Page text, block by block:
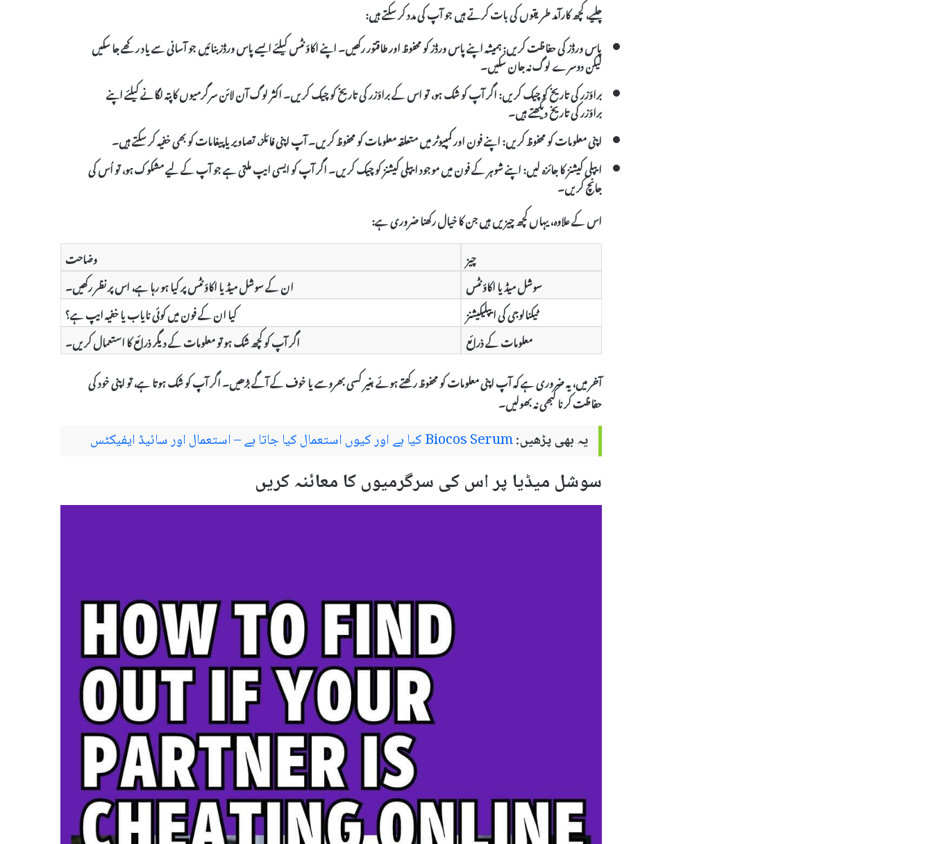
چلیے، کچھ کارآمد طریقوں کی بات کرتے ہیں جو آپ کی مدد کر سکتے ہیں:
پاس ورڈز کی حفاظت کریں:ہمیشہ اپنے پاس ورڈز کو محفوظ اور طاقتور رکھیں۔ اپنے اکاؤنٹس کیلئے ایسے پاس ورڈز بنائیں جو آسانی سے یاد رکھے جا سکیں
لیکن دوسرے لوگ نہ جان سکیں۔
براؤزر کی تاریخ کو چیک کریں:اگر آپ کو شک ہو، تو اس کے براؤزر کی تاریخ کو چیک کریں۔ اکثر لوگ آن لائن سرگرمیوں کا پتہ لگانے کیلئے اپنے
براؤزر کی تاریخ دیکھتے ہیں۔
اپنی معلومات کو محفوظ کریں:اپنے فون اور کمپیوٹر میں متعلقہ معلومات کو محفوظ کریں۔ آپ اپنی فائلز، تصاویر یا پیغامات کو بھی خفیہ کر سکتے ہیں۔
ایپلی کیشنز کا جائزہ لیں:اپنے شوہر کے فون میں موجود ایپلی کیشنز کو چیک کریں۔ اگر آپ کو ایسی ایپ ملتی ہے جو آپ کے لیے مشکوک ہو، تو اُس کی
جانچ کریں۔
اس کے علاوہ، یہاں کچھ چیزیں ہیں جن کا خیال رکھنا ضروری ہے:
چیز
وضاحت
سوشل میڈیا اکاؤنٹس
ان کے سوشل میڈیا اکاؤنٹس پر کیا ہو رہا ہے، اس پر نظر رکھیں۔
ٹیکنالوجی کی ایپلیکیشنز
کیا ان کے فون میں کوئی نایاب یا خفیہ ایپ ہے؟
معلومات کے ذرائع
اگر آپ کو کچھ شک ہو تو معلومات کے دیگر ذرائع کا استعمال کریں۔
آخر میں، یہ ضروری ہے کہ آپ اپنی معلومات کو محفوظ رکھتے ہوئے بغیر کسی بھروسے یا خوف کے آگے بڑھیں۔ اگر آپ کو شک ہوتا ہے، تو اپنی خود کی
حفاظت کرنا کبھی نہ بھولیں۔
یہ بھی پڑھیں:Biocos Serum کیا ہے اور کیوں استعمال کیا جاتا ہے – استعمال اور سائیڈ ایفیکٹس
سوشل میڈیا پر اس کی سرگرمیوں کا معائنہ کریں